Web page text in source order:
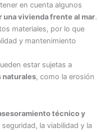
en cuenta algunos
vivienda frente al mar.
materiales, por lo que
y mantenimiento
estar sujetas a
naturales, como la erosión
técnico y
la viabilidad y la